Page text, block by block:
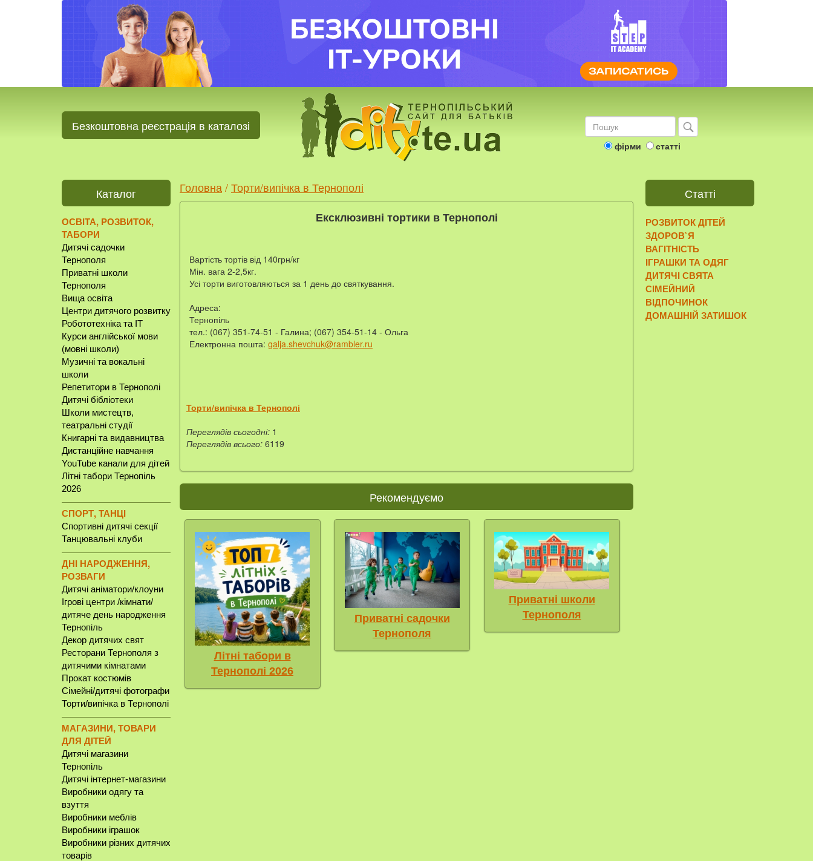
Безкоштовна реєстрація в каталозі
фірми статті
Каталог
ОСВІТА, РОЗВИТОК,
ТАБОРИ
Дитячі садочки
Тернополя
Приватні школи
Тернополя
Вища освіта
Центри дитячого розвитку
Робототехніка та IT
Курси англійської мови
(мовні школи)
Музичні та вокальні
школи
Репетитори в Тернополі
Дитячі бібліотеки
Школи мистецтв,
театральні студії
Книгарні та видавництва
Дистанційне навчання
YouTube канали для дітей
Літні табори Тернопіль
2026
СПОРТ, ТАНЦІ
Спортивні дитячі секції
Танцювальні клуби
ДНІ НАРОДЖЕННЯ,
РОЗВАГИ
Дитячі аніматори/клоуни
Ігрові центри /кімнати/
дитяче день народження
Тернопіль
Декор дитячих свят
Ресторани Тернополя з
дитячими кімнатами
Прокат костюмів
Сімейні/дитячі фотографи
Торти/випічка в Тернополі
МАГАЗИНИ, ТОВАРИ
ДЛЯ ДІТЕЙ
Дитячі магазини
Тернопіль
Дитячі інтернет-магазини
Виробники одягу та
взуття
Виробники меблів
Виробники іграшок
Виробники різних дитячих
товарів
Головна /Торти/випічка в Тернополі
Ексклюзивні тортики в Тернополі
Вартість тортів від 140грн/кг
Мін. вага 2-2,5кг.
Усі торти виготовляються за 1 день до святкування.
Адреса:
Тернопіль
тел.: (067) 351-74-51 - Галина; (067) 354-51-14 - Ольга
Електронна пошта: galja.shevchuk@rambler.ru
Торти/випічка в Тернополі
Переглядів сьогодні: 1
Переглядів всього: 6119
Рекомендуємо
Літні табори в
Тернополі 2026
Приватні садочки
Тернополя
Приватні школи
Тернополя
Статті
РОЗВИТОК ДІТЕЙ
ЗДОРОВ`Я
ВАГІТНІСТЬ
ІГРАШКИ ТА ОДЯГ
ДИТЯЧІ СВЯТА
СІМЕЙНИЙ
ВІДПОЧИНОК
ДОМАШНІЙ ЗАТИШОК